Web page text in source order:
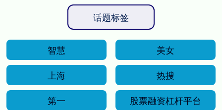
话题标签
智慧
美女
上海
热搜
第一
股票融资杠杆平台